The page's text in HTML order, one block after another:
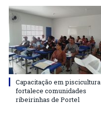
Capacitação em piscicultura
fortalece comunidades
ribeirinhas de Portel